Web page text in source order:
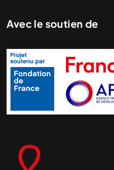
Avec le soutien de